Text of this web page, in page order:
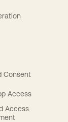
Consent
Access
Access